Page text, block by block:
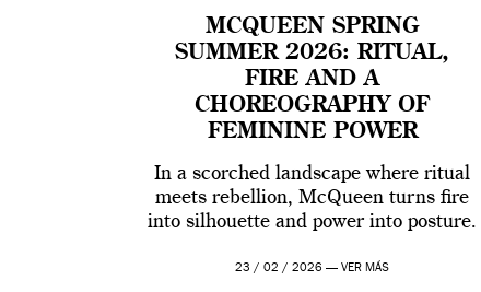
MCQUEEN SPRING
SUMMER 2026: RITUAL,
FIRE AND A
CHOREOGRAPHY OF
FEMININE POWER
In a scorched landscape where ritual
meets rebellion, McQueen turns fire
into silhouette and power into posture.
23 / 02 / 2026 —VER MÁS